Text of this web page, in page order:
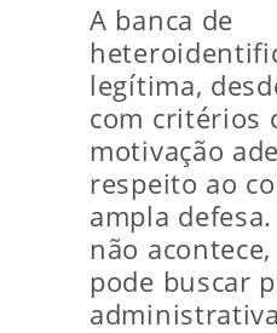
A banca de
legítima,
com critérios
motivação
respeito ao
ampla
não
pode buscar